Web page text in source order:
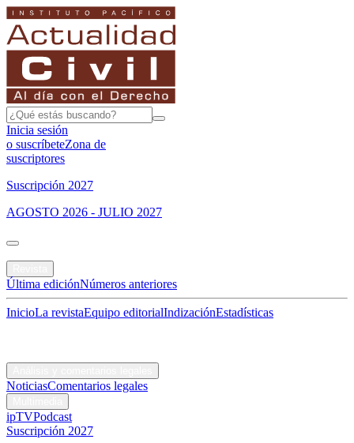
Inicia sesión
o suscríbeteZona de
suscriptores
Suscripción 2027
AGOSTO 2026 - JULIO 2027
Última ediciónNúmeros anteriores
InicioLa revistaEquipo editorialIndizaciónEstadísticas
NoticiasComentarios legales
ipTVPodcast
Suscripción 2027